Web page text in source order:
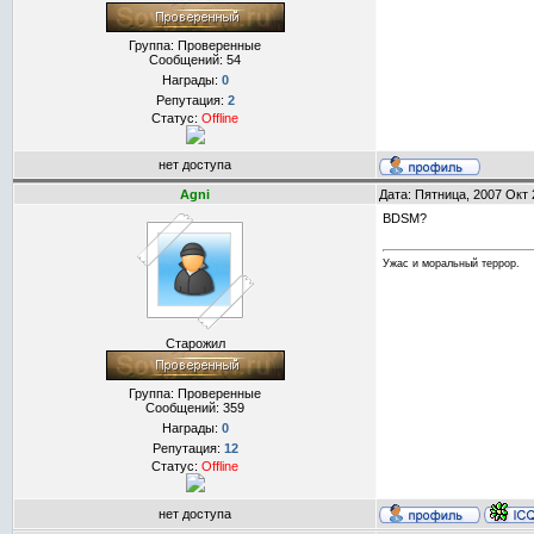
Группа: Проверенные
Сообщений: 54
Награды: 0
Репутация: 2
Статус: Offline
нет доступа
Agni Дата: Пятница, 2007
Старожил
Группа: Проверенные
Сообщений: 359
Награды: 0
Репутация: 12
Статус: Offline
BDSM?
Ужас и моральный террор.
нет доступа